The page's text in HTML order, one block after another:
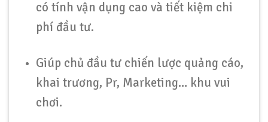
có tính vận dụng cao và tiết kiệm chi
phí đầu tư.
Giúp chủ đầu tư chiến lược quảng cáo,
khai trương, Pr, Marketing… khu vui
chơi.